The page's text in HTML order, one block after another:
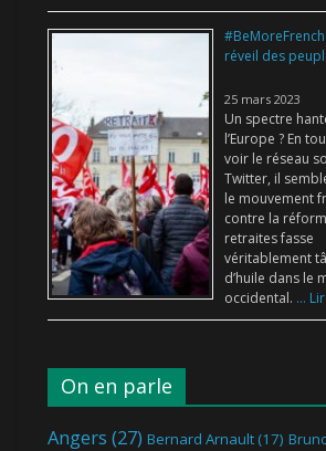
réveil des
25 mars 2023
Un spectre
l’Europe ? En
voir le réseau
Twitter, il
le mouvement
contre la
retraites fasse
véritablement
d’huile dans le
occidental. ...
On en parle
Angers (27) Bernard Arnault (17)